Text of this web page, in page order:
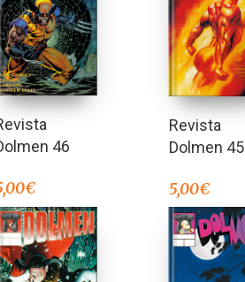
46
€
Revista
Dolmen 45
5,00€